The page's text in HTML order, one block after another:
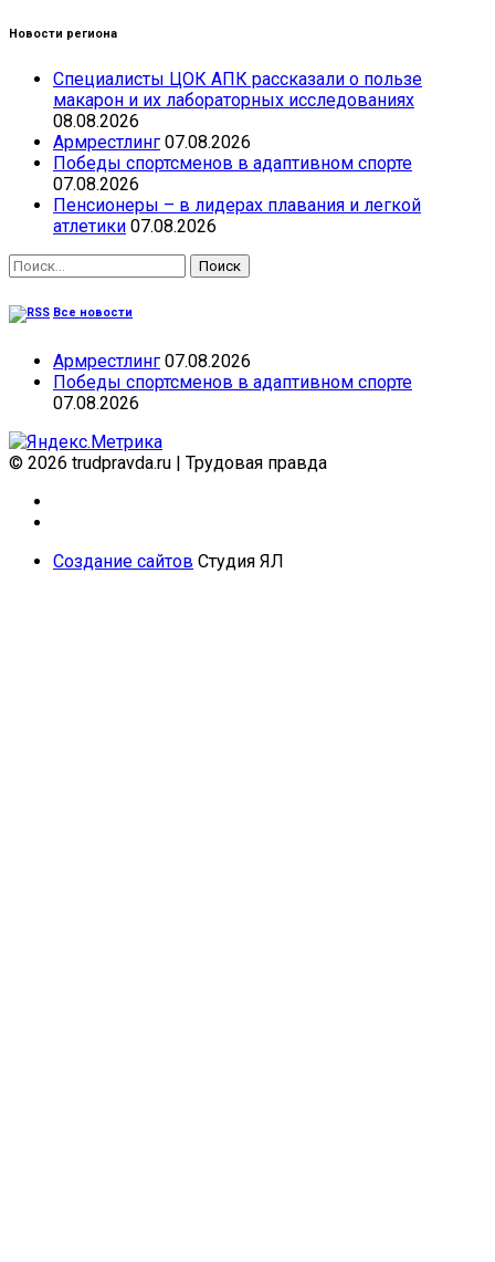
Новости региона
Специалисты ЦОК АПК рассказали о пользе
макарон и их лабораторных исследованиях
08.08.2026
Армрестлинг 07.08.2026
Победы спортсменов в адаптивном спорте
07.08.2026
Пенсионеры – в лидерах плавания и легкой
атлетики 07.08.2026
Найти:
Все новости
Армрестлинг 07.08.2026
Победы спортсменов в адаптивном спорте
07.08.2026
© 2026 trudpravda.ru | Трудовая правда
Создание сайтов Студия ЯЛ